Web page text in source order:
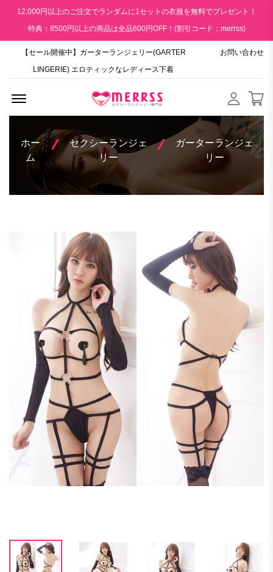
12,000円以上のご注文でランダムに1セットの衣服を無料でプレゼント！
特典：8500円以上の商品は全品600円OFF！(割引コード：merrss)
【セール開催中】ガーターランジェリー(GARTER
LINGERIE) エロティックなレディース下着
お問い合わせ
ホー
ム
セクシーランジェ
リー
ガーターランジェ
リー